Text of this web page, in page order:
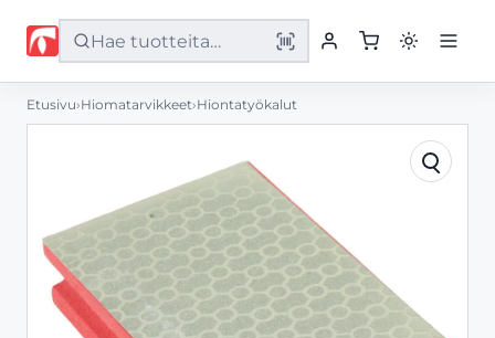
Etusivu
Palvelut
Yritys
Etusivu›Hiomatarvikkeet›Hiontatyökalut